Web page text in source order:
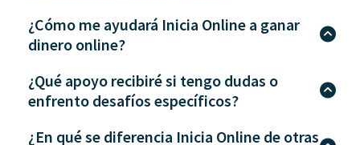
Al suscribirte, obtendrás acceso a una amplia
variedad de recursos, incluyendo guías exclusivas,
y una biblioteca de herramientas para mejorar tus
habilidades en marketing digital, redes sociales,
creación de páginas web, y más.
¿Cómo me ayudará Inicia Online a ganar
dinero online?
Te proporcionaremos estrategias comprobadas y
técnicas efectivas para generar ingresos a través
¿Qué apoyo recibiré si tengo dudas o
enfrento desafíos específicos?
Tendrás acceso a un soporte integral donde
¿En qué se diferencia Inicia Online de otras